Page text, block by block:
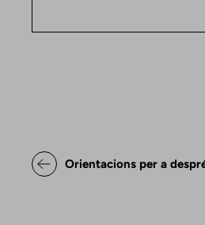
Enllaços
Orientacions per a